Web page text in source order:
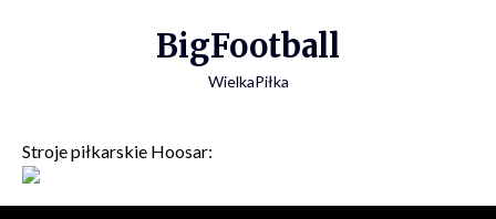
BigFootball
WielkaPiłka
Stroje piłkarskie Hoosar: